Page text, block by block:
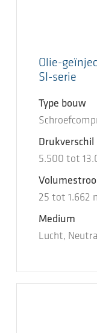
Olie-
SI-serie
Type bouw
Drukverschil
5.500 tot
25 tot 1.662
Medium
Lucht,